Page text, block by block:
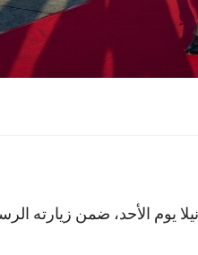
يوم الأحد، ضمن زيارته